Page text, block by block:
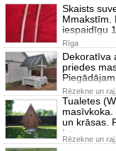
Skaists
Mmakstīm.
iespaidīgu
Rīga
Dekoratīva
priedes
Rēzekne un raj.
Tualetes
un krāsas.
La
Rēzekne un raj.